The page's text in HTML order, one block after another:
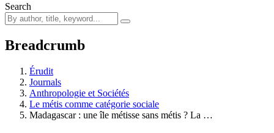
Search
Breadcrumb
Érudit
Journals
Anthropologie et Sociétés
Le métis comme catégorie sociale
Madagascar : une île métisse sans métis ? La …